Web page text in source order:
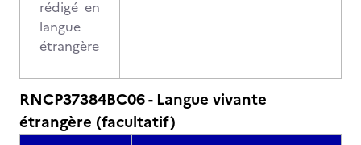
rédigé en
langue
étrangère
RNCP37384BC06 - Langue vivante
étrangère (facultatif)